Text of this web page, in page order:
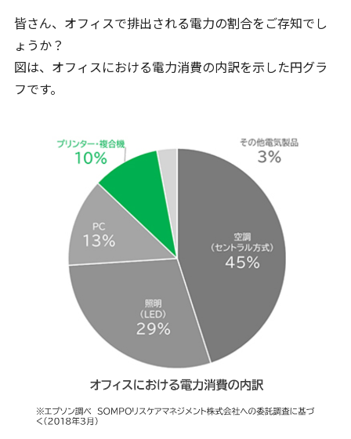
皆さん、オフィスで排出される電力の割合をご存知でし
ょうか？
図は、オフィスにおける電力消費の内訳を示した円グラ
フです。